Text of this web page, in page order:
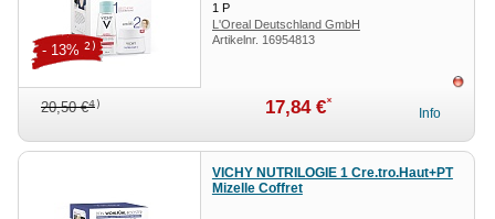
1 P
L'Oreal Deutschland GmbH
Geschäftsbereich VICHY
Artikelnr. 16954813
20,50 €4) 17,84 €*
- 13%2)
Info
VICHY NUTRILOGIE 1 Cre.tro.Haut+PT
Mizelle Coffret